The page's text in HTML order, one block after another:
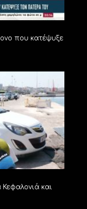
που κατέψυξε
και